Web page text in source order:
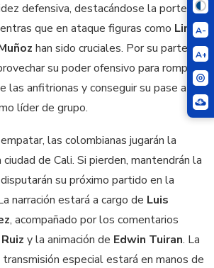
A-
A+
defensiva, destacándose la portera
que en ataque figuras como Linda
han sido cruciales. Por su parte,
su poder ofensivo para romper
las anfitrionas y conseguir su pase a los
líder de grupo.
las colombianas jugarán la
de Cali. Si pierden, mantendrán la
su próximo partido en la
narración estará a cargo de Luis
, acompañado por los comentarios
y la animación de Edwin Tuiran. La
especial estará en manos de